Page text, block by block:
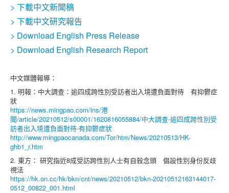
> 下載中文新聞稿
> 下載中文研究報告
> Download English Press Release
> Download English Research Report
中文媒體報導：
1. 明報：中大調查：逾四成跨性別受訪者出入境遭負面對待 有抑鬱症
狀
https://news.mingpao.com/ins/港
聞/article/20210512/s00001/1620816055884/中大調查-逾四成跨性別受
訪者出入境遭負面對待-有抑鬱症狀
http://www.mingpaocanada.com/Tor/htm/News/20210513/HK-
ghb1_r.htm
2. 東方： 研究指近8成受訪跨性別人士有自殺念頭 倡設性別身份反歧
視法
https://hk.on.cc/hk/bkn/cnt/news/20210512/bkn-20210512163144017-
0512_00822_001.html